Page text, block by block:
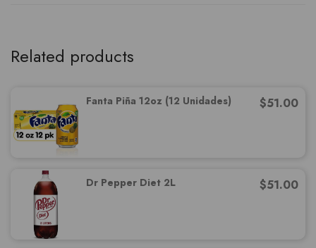
Related products
Fanta Piña 12oz (12 Unidades) $51.00
Dr Pepper Diet 2L $51.00